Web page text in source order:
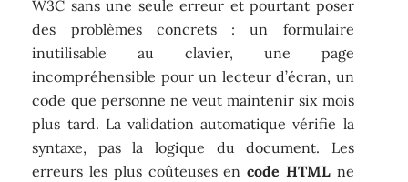
W3C sans une seule erreur et pourtant poser
des problèmes concrets : un formulaire
inutilisable au clavier, une page
incompréhensible pour un lecteur d’écran, un
code que personne ne veut maintenir six mois
plus tard. La validation automatique vérifie la
syntaxe, pas la logique du document. Les
erreurs les plus coûteuses encode HTMLne